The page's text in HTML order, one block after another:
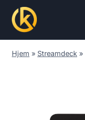
content
Hjem » Streamdeck »